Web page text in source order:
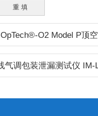
O2 Model P顶
气调包装泄漏测试仪 IM-